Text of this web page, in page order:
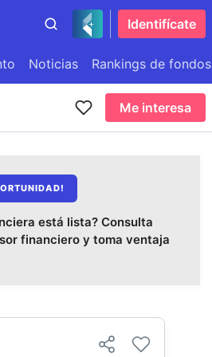
Identifícate
Noticias Rankings de fondos
Me interesa
está lista? Consulta
financiero y toma ventaja